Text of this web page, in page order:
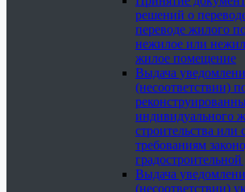
решений о
переводе жилого
нежилое или
жилое помещение
Выдача
(несоответствии)
индивидуального
строительства или
требованиям
градостроительной
Выдача
(несоответствии)